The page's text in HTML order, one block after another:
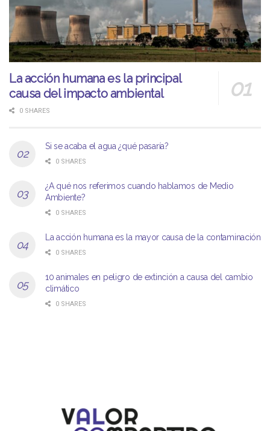
La acción humana es la principal
causa del impacto ambiental
0 SHARES
Si se acaba el agua ¿qué pasaría?
0 SHARES
¿A qué nos referimos cuando hablamos de Medio
Ambiente?
0 SHARES
La acción humana es la mayor causa de la contaminación
0 SHARES
10 animales en peligro de extinción a causa del cambio
climático
0 SHARES